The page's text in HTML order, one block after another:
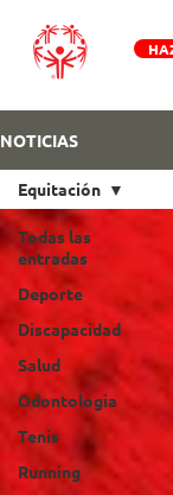
NOTICIAS
Todas las
entradas
Deporte
Discapacidad
Salud
Odontologia
Tenis
Running
Equitación